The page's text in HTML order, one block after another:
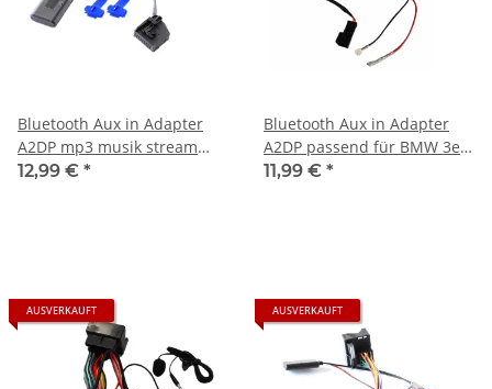
Bluetooth Aux in Adapter
A2DP mp3 musik stream
passend für VW Audi mfd2
12,99 € *
Bluetooth Aux in Adapter
A2DP passend für BMW 3er
E46 Navi Professinal 16:9
11,99 € *
AUSVERKAUFT AUSVERKAUFT